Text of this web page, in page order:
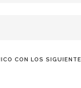
CON LOS